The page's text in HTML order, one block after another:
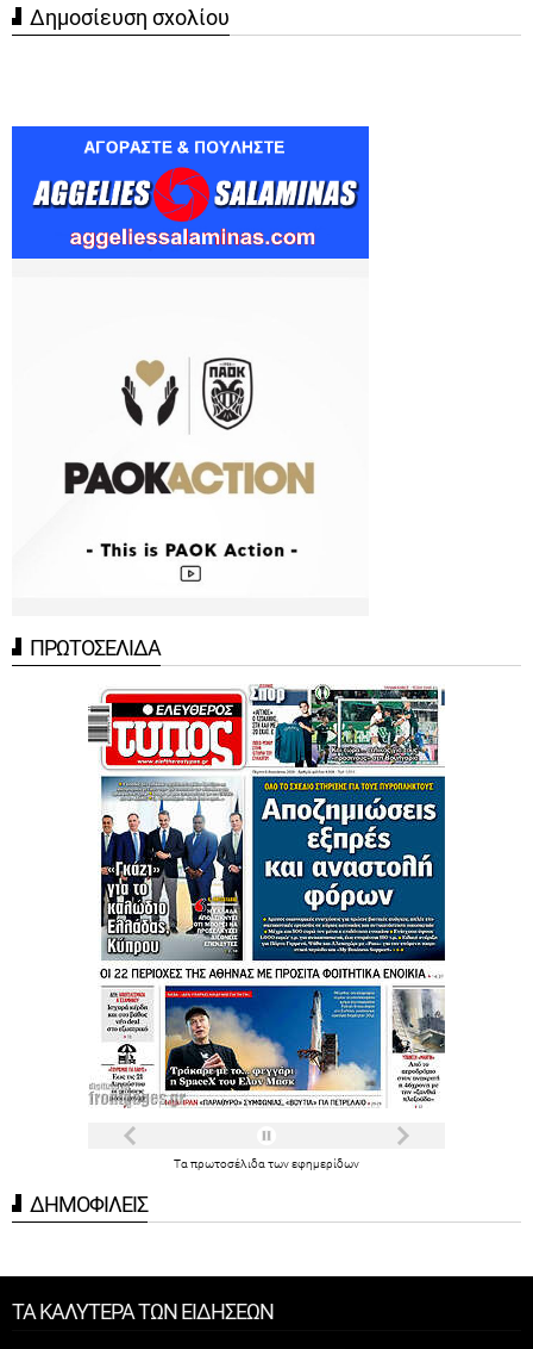
Δημοσίευση σχολίου
ΠΡΩΤΟΣΕΛΙΔΑ
Τα πρωτοσέλιδα τωνεφημερίδων
ΔΗΜΟΦΙΛΕΙΣ
ΤΑ ΚΑΛΥΤΕΡΑ ΤΩΝ ΕΙΔΗΣΕΩΝ